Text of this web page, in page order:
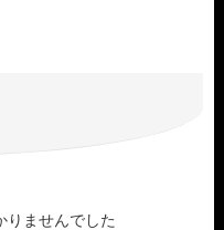
りませんでした